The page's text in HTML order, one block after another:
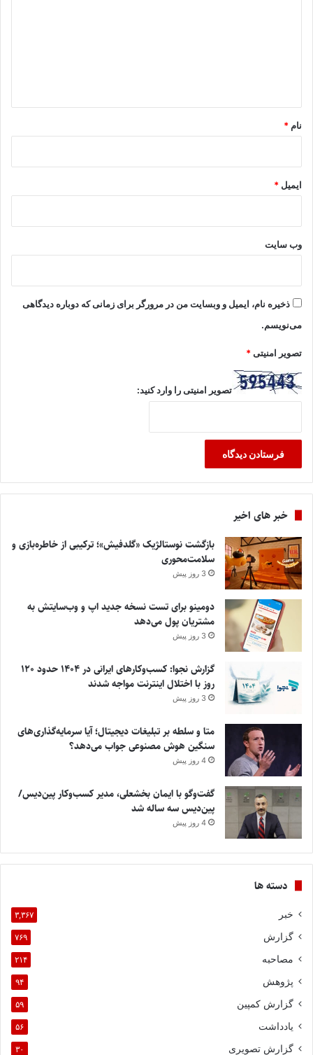
نام *
ایمیل *
وب‌ سایت
ذخیره نام، ایمیل و وبسایت من در مرورگر برای زمانی که دوباره دیدگاهی
می‌نویسم.
تصویر امنیتی*
تصویر امنیتی را وارد کنید:
خبر های اخیر
بازگشت نوستالژیک «گلدفیش»؛ ترکیبی از خاطره‌بازی و
سلامت‌محوری
3 روز پیش
دومینو برای تست نسخه جدید اپ و وب‌سایتش به
مشتریان پول می‌دهد
3 روز پیش
گزارش نجوا: کسب‌وکارهای ایرانی در ۱۴۰۴ حدود ۱۲۰
روز با اختلال اینترنت مواجه شدند
3 روز پیش
متا و سلطه بر تبلیغات دیجیتال؛ آیا سرمایه‌گذاری‌های
سنگین هوش مصنوعی جواب می‌دهد؟
4 روز پیش
گفت‌وگو با ایمان بخشعلی، مدیر کسب‌وکار پین‌دیس/
پین‌دیس سه ساله شد
4 روز پیش
دسته ها
خبر ۳,۳۶۷
گزارش ۷۶۹
مصاحبه ۲۱۴
پژوهش ۹۴
گزارش کمپین ۵۹
یادداشت ۵۶
گزارش تصویری ۳۰